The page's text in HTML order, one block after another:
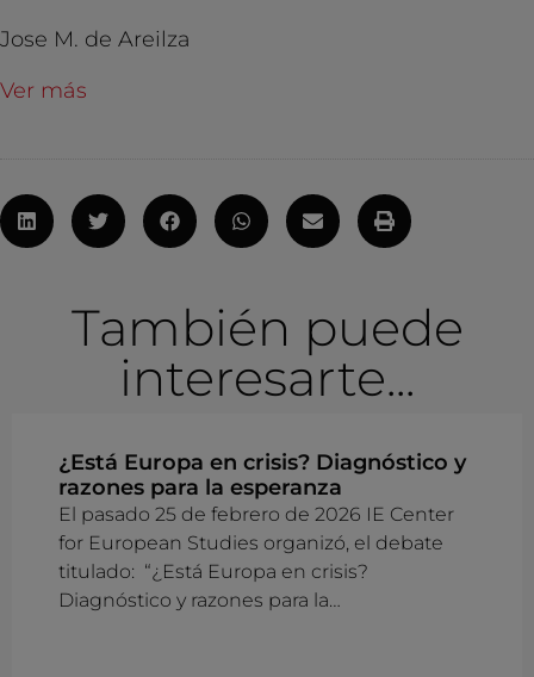
Jose M. de Areilza
Ver más
También puede
interesarte...
¿Está Europa en crisis? Diagnóstico y
razones para la esperanza
El pasado 25 de febrero de 2026 IE Center
for European Studies organizó, el debate
titulado: “¿Está Europa en crisis?
Diagnóstico y razones para la…